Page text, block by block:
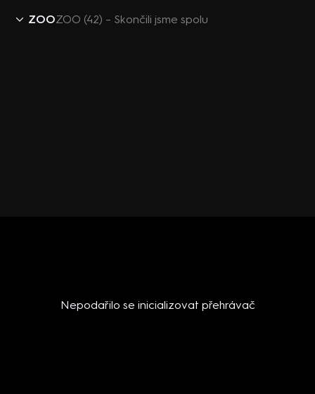
ZOOZOO (42) – Skončili jsme spolu
Nepodařilo se inicializovat přehrávač